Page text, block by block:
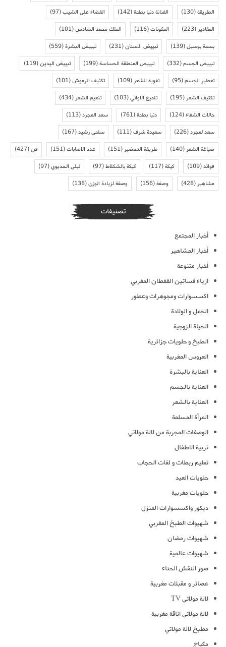
الطريقة(130) الفنانة دنيا بطمة(142) القضاء على الشيب(97)
المقادير(223) المكونات(116) الملك محمد السادس(101)
بسمة بوسيل(139) تبييض الاسنان(231) تبييض البشرة(559)
تبييض الجسم(332) تبييض المنطقة الحساسة(199) تبييض اليدين(119)
تعطير الجسم(95) تقوية الشعر(109) تكثيف الرموش(101)
تكثيف الشعر(195) تلميع الاواني(103) تنعيم الشعر(434)
حالات الشفاء(124) دنيا بطمة(761) سعد المجرد(113)
سعد لمجرد(226) سعيدة شرف(111) سلمى رشيد(167)
صباغة الشعر(140) طريقة التحضير(151) عدد الاصابات(151) فن(427)
فوائد(109) كيكة(117) كيكة بالشكلاط(97) ليلى الحديوي(97)
مشاهير(428) وصفة(156) وصفة لزيادة الوزن(138)
تصنيفات
أخبار المجتمع
أخبار المشاهير
أخبار متنوعة
ازياء فساتين القفطان المغربي
اكسسوارات ومجوهرات وعطور
الحمل و الولادة
الحياة الزوجية
الطبخ و حلويات جزائرية
العروس المغربية
العناية بالبشرة
العناية بالجسم
العناية بالشعر
المرأة المسلمة
الوصفات المجربة من لالة مولاتي
تربية الاطفال
تعليم ربطات و لفات الحجاب
حلويات العيد
حلويات مغربية
ديكور واكسسوارات المنزل
شهيوات الطبخ المغربي
شهيوات رمضان
شهيوات عالمية
صور النقش الحناء
عصائر و مقبلات مغربية
لالة مولاتي TV
لالة مولاتي اناقة مغربية
مطبخ لالة مولاتي
مكياج